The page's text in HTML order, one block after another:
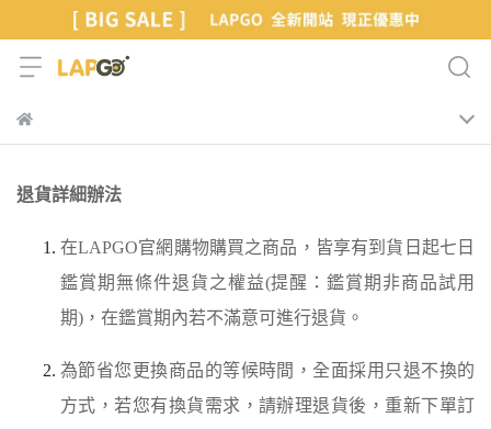
退貨詳細辦法
在LAPGO官網購物購買之商品，皆享有到貨日起七日
鑑賞期無條件退貨之權益(提醒：鑑賞期非商品試用
期)，在鑑賞期內若不滿意可進行退貨。
為節省您更換商品的等候時間，全面採用只退不換的
方式，若您有換貨需求，請辦理退貨後，重新下單訂